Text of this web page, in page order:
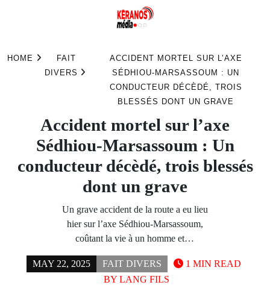
HOME
FAIT
DIVERS
ACCIDENT MORTEL SUR L’AXE
SÉDHIOU-MARSASSOUM : UN
CONDUCTEUR DÉCÈDÉ, TROIS
BLESSÉS DONT UN GRAVE
Accident mortel sur l’axe
Sédhiou-Marsassoum : Un
conducteur décèdé, trois blessés
dont un grave
Un grave accident de la route a eu lieu
hier sur l’axe Sédhiou-Marsassoum,
coûtant la vie à un homme et…
MAY 22, 2025
FAIT DIVERS
BY LANG FILS
1 MIN READ